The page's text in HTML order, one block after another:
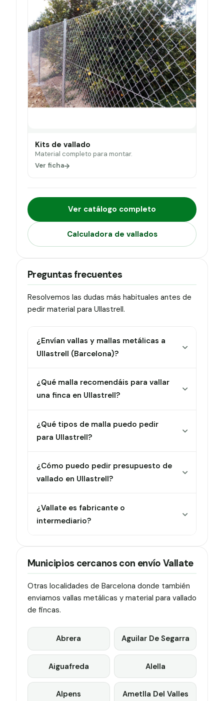
Kits de vallado
Material completo para montar.
Ver ficha
Ver catálogo completo
Calculadora de vallados
Preguntas frecuentes
Resolvemos las dudas más habituales antes de
pedir material para Ullastrell.
¿Envían vallas y mallas metálicas a
Ullastrell (Barcelona)?
¿Qué malla recomendáis para vallar
una finca en Ullastrell?
¿Qué tipos de malla puedo pedir
para Ullastrell?
¿Cómo puedo pedir presupuesto de
vallado en Ullastrell?
¿Vallate es fabricante o
intermediario?
Municipios cercanos con envío Vallate
Otras localidades de Barcelona donde también
enviamos vallas metálicas y material para vallado
de fincas.
Abrera Aguilar De Segarra
Aiguafreda Alella
Alpens
Ametlla Del Valles